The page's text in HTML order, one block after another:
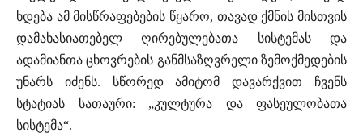
ხდება ამ მისწრაფებების წყარო, თავად ქმნის მისთვის
დამახასიათებელ ღირებულებათა სისტემას და
ადამიანთა ცხოვრების განმსაზღვრელი ზემოქმედების
უნარს იძენს. სწორედ ამიტომ დავარქვით ჩვენს
სტატიას სათაური: „კულტურა და ფასეულობათა
სისტემა“.